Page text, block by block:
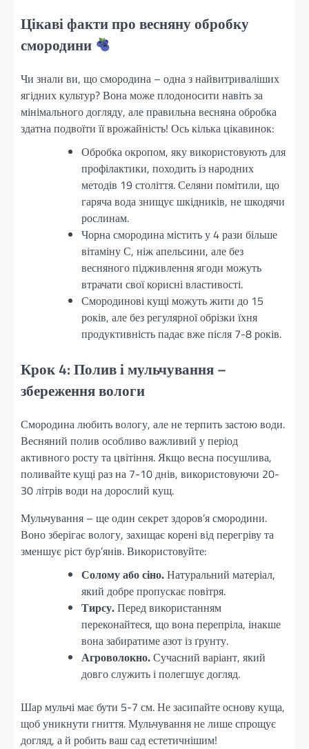
Цікаві факти про весняну обробку
смородини
Чи знали ви, що смородина – одна з найвитриваліших
ягідних культур? Вона може плодоносити навіть за
мінімального догляду, але правильна весняна обробка
здатна подвоїти її врожайність! Ось кілька цікавинок:
Обробка окропом, яку використовують для
профілактики, походить із народних
методів 19 століття. Селяни помітили, що
гаряча вода знищує шкідників, не шкодячи
рослинам.
Чорна смородина містить у 4 рази більше
вітаміну С, ніж апельсини, але без
весняного підживлення ягоди можуть
втрачати свої корисні властивості.
Смородинові кущі можуть жити до 15
років, але без регулярної обрізки їхня
продуктивність падає вже після 7-8 років.
Крок 4: Полив і мульчування –
збереження вологи
Смородина любить вологу, але не терпить застою води.
Весняний полив особливо важливий у період
активного росту та цвітіння. Якщо весна посушлива,
поливайте кущі раз на 7-10 днів, використовуючи 20-
30 літрів води на дорослий кущ.
Мульчування – ще один секрет здоров’я смородини.
Воно зберігає вологу, захищає корені від перегріву та
зменшує ріст бур’янів. Використовуйте:
Солому або сіно.Натуральний матеріал,
який добре пропускає повітря.
Тирсу.Перед використанням
переконайтеся, що вона перепріла, інакше
вона забиратиме азот із ґрунту.
Агроволокно.Сучасний варіант, який
довго служить і полегшує догляд.
Шар мульчі має бути 5-7 см. Не засипайте основу куща,
щоб уникнути гниття. Мульчування не лише спрощує
догляд, а й робить ваш сад естетичнішим!